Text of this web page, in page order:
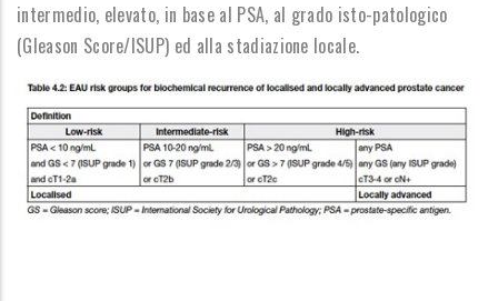
intermedio, elevato, in base al PSA, al grado isto-patologico
(Gleason Score/ISUP) ed alla stadiazione locale.